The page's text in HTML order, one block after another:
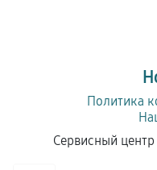
Политика
Сервисный